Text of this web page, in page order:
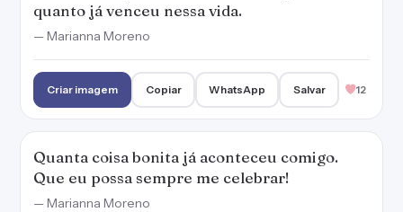
quanto já venceu nessa vida.
— Marianna Moreno
Criar imagem Copiar WhatsApp Salvar 12
Quanta coisa bonita já aconteceu comigo.
Que eu possa sempre me celebrar!
— Marianna Moreno